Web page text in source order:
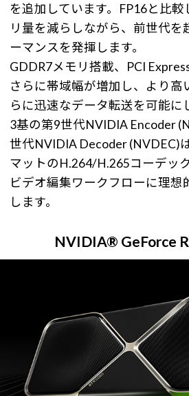
を追加しています。FP16と比
リ量を減らしながら、前世代を
ーマンスを発揮します。
GDDR7メモリ搭載、PCI
さらに帯域幅が増加し、より高
らに迅速なデータ転送を可能に
3基の第9世代NVIDIA Encoder
世代NVIDIA Decoder (NVDEC)
マットのH.264/H.265コーデッ
ビデオ編集ワークフローに理想
します。
NVIDIA® GeForce